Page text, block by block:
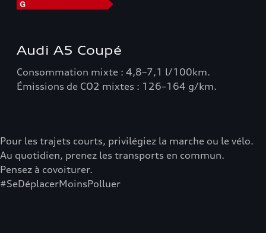
Audi A5 Coupé
Consommation mixte : 4,8–7,1 l/100km.
Émissions de CO2 mixtes : 126–164 g/km.
Pour les trajets courts, privilégiez la marche ou le vélo.
Au quotidien, prenez les transports en commun.
Pensez à covoiturer.
#SeDéplacerMoinsPolluer